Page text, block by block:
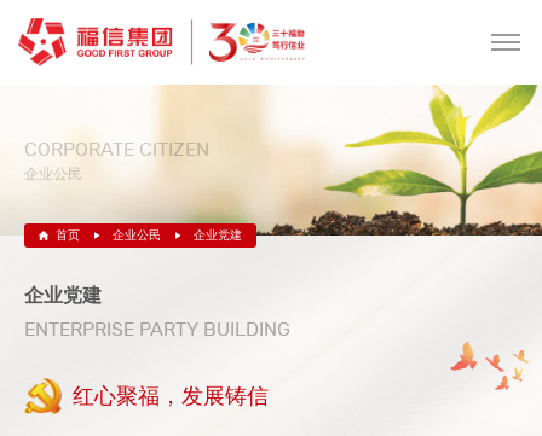
CORPORATE CITIZEN
企业公民
首页 企业公民 企业党建
企业党建
ENTERPRISE PARTY BUILDING
红心聚福，发展铸信